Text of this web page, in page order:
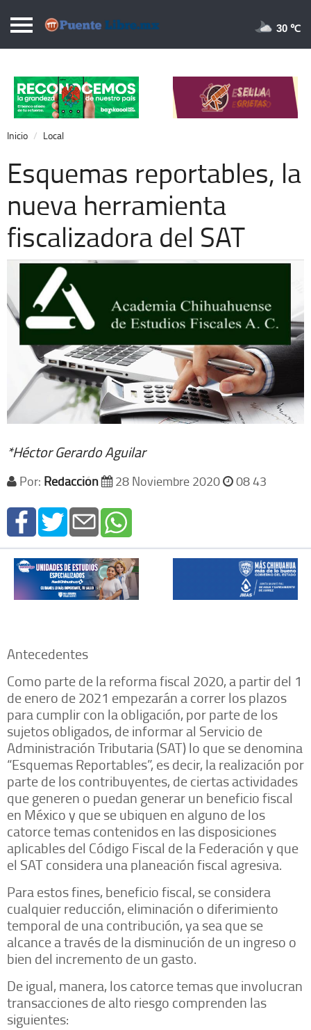
Puentelibre.mx
Local
Nacional
Opinión
Cronos
Economía
Espectáculos
30 ℃
Inicio Local
Esquemas reportables, la
nueva herramienta
fiscalizadora del SAT
*Héctor Gerardo Aguilar
Por: Redacción 28 Noviembre 2020 08 43
Antecedentes
Como parte de la reforma fiscal 2020, a partir del 1
de enero de 2021 empezarán a correr los plazos
para cumplir con la obligación, por parte de los
sujetos obligados, de informar al Servicio de
Administración Tributaria (SAT) lo que se denomina
“Esquemas Reportables”, es decir, la realización por
parte de los contribuyentes, de ciertas actividades
que generen o puedan generar un beneficio fiscal
en México y que se ubiquen en alguno de los
catorce temas contenidos en las disposiciones
aplicables del Código Fiscal de la Federación y que
el SAT considera una planeación fiscal agresiva.
Para estos fines, beneficio fiscal, se considera
cualquier reducción, eliminación o diferimiento
temporal de una contribución, ya sea que se
alcance a través de la disminución de un ingreso o
bien del incremento de un gasto.
De igual, manera, los catorce temas que involucran
transacciones de alto riesgo comprenden las
siguientes: